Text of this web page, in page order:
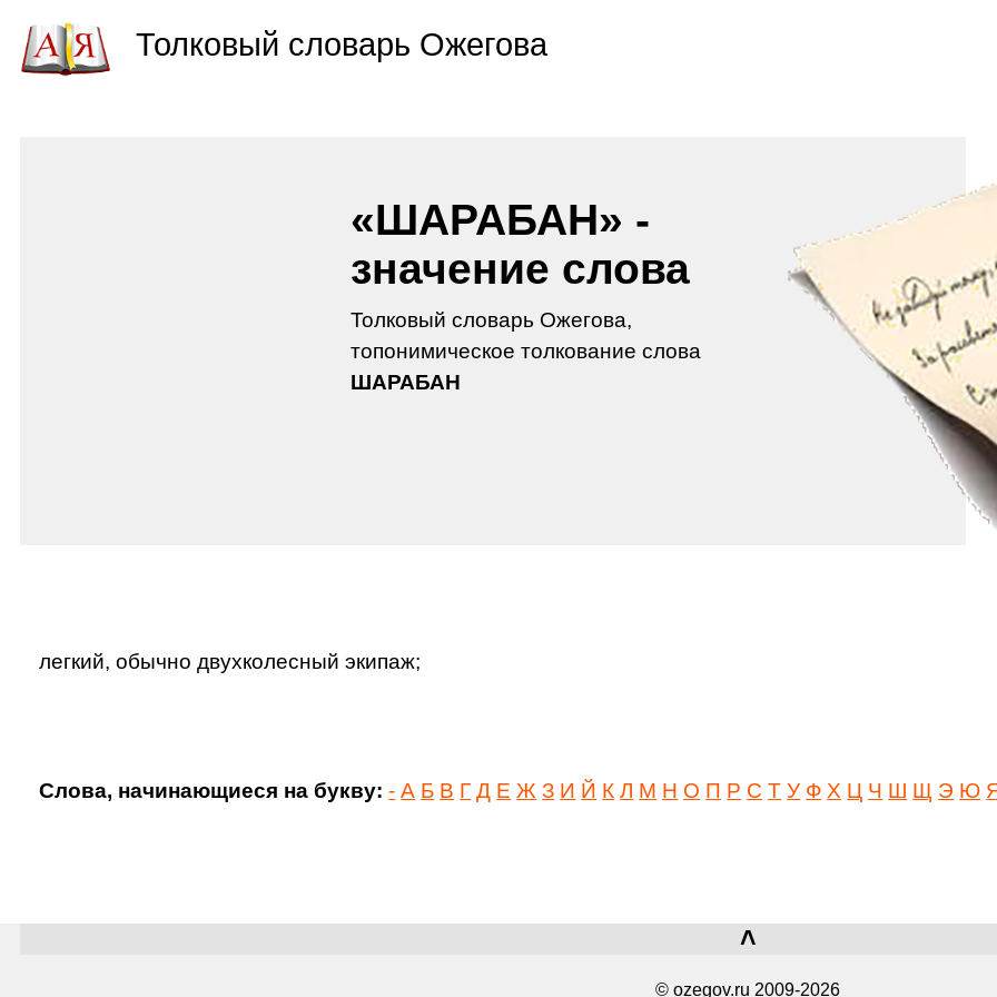
«ШАРАБАН» -
значение слова
Толковый словарь Ожегова,
топонимическое толкование слова
ШАРАБАН
легкий, обычно двухколесный экипаж;
Слова, начинающиеся на букву: - А Б В Г Д Е Ж З И Й К Л М Н О П Р С Т У Ф Х Ц Ч Ш Щ Э Ю
˄
© ozegov.ru 2009-2026
Толковый словарь Ожегова